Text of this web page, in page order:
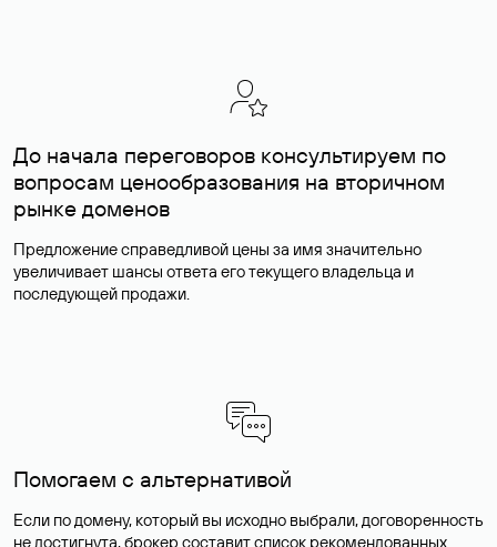
До начала переговоров консультируем по
вопросам ценообразования на вторичном
рынке доменов
Предложение справедливой цены за имя значительно
увеличивает шансы ответа его текущего владельца и
последующей продажи.
Помогаем с альтернативой
Если по домену, который вы исходно выбрали, договоренность
не достигнута, брокер составит список рекомендованных